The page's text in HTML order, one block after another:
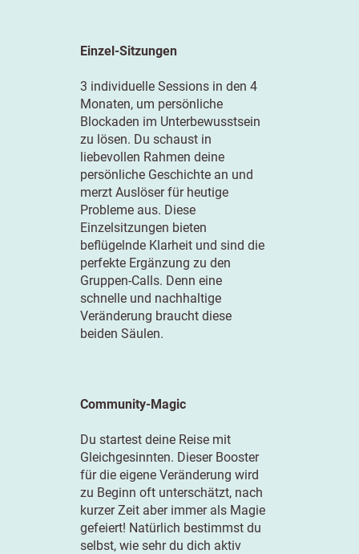
Einzel-Sitzungen
3 individuelle Sessions in den 4
Monaten, um persönliche
Blockaden im Unterbewusstsein
zu lösen. Du schaust in
liebevollen Rahmen deine
persönliche Geschichte an und
merzt Auslöser für heutige
Probleme aus. Diese
Einzelsitzungen bieten
beflügelnde Klarheit und sind die
perfekte Ergänzung zu den
Gruppen-Calls. Denn eine
schnelle und nachhaltige
Veränderung braucht diese
beiden Säulen.
Community-Magic
Du startest deine Reise mit
Gleichgesinnten. Dieser Booster
für die eigene Veränderung wird
zu Beginn oft unterschätzt, nach
kurzer Zeit aber immer als Magie
gefeiert! Natürlich bestimmst du
selbst, wie sehr du dich aktiv